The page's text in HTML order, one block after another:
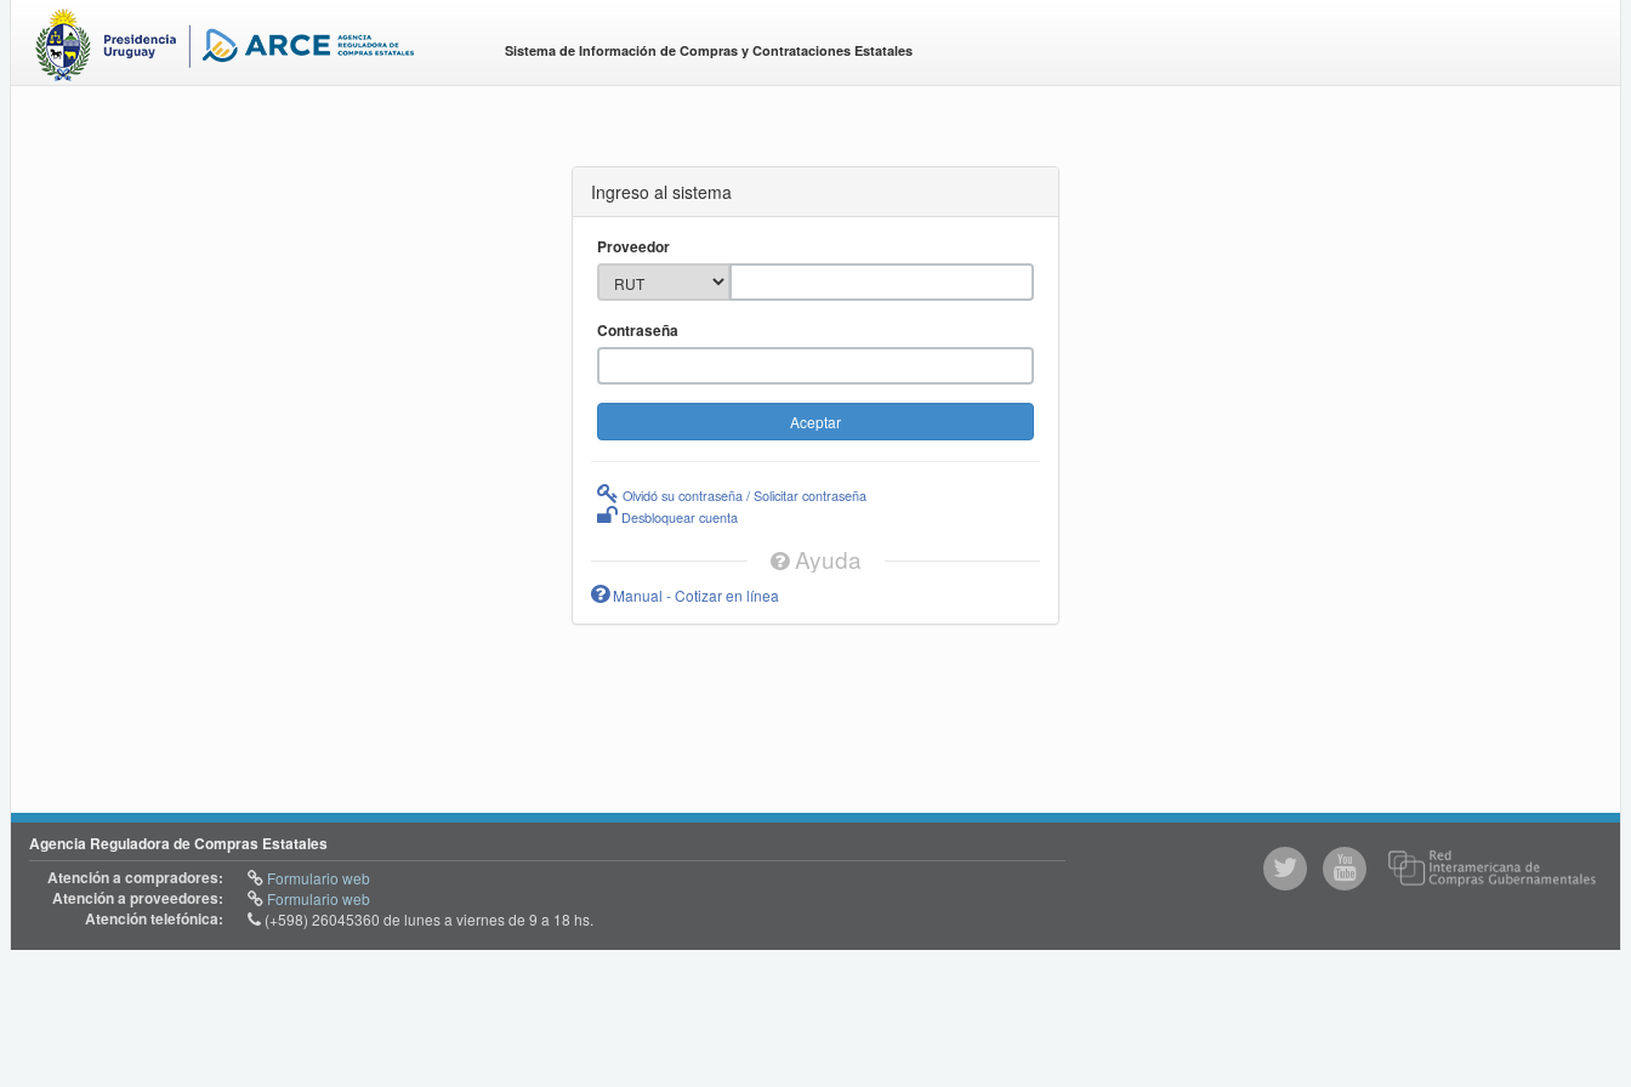
Sistema de Información de Compras y Contrataciones Estatales
Ingreso al sistema
Proveedor
Contraseña
Olvidó su contraseña / Solicitar contraseña
Desbloquear cuenta
Ayuda
Manual - Cotizar en línea
Agencia Reguladora de Compras Estatales
Atención a compradores:
Formulario web
Atención a proveedores: Formulario web
Atención telefónica: (+598) 26045360 de lunes a viernes de 9 a 18 hs.
@comprasgubuy
ACCE
Youtube